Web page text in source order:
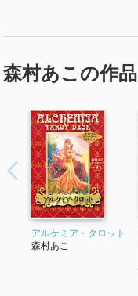
森村あこの作品
アルケミア・タロット
森村あこ